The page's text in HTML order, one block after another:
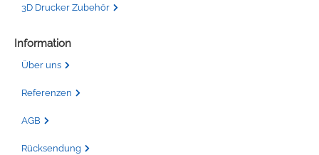
3D Drucker Zubehör
Information
Über uns
Referenzen
AGB
Rücksendung